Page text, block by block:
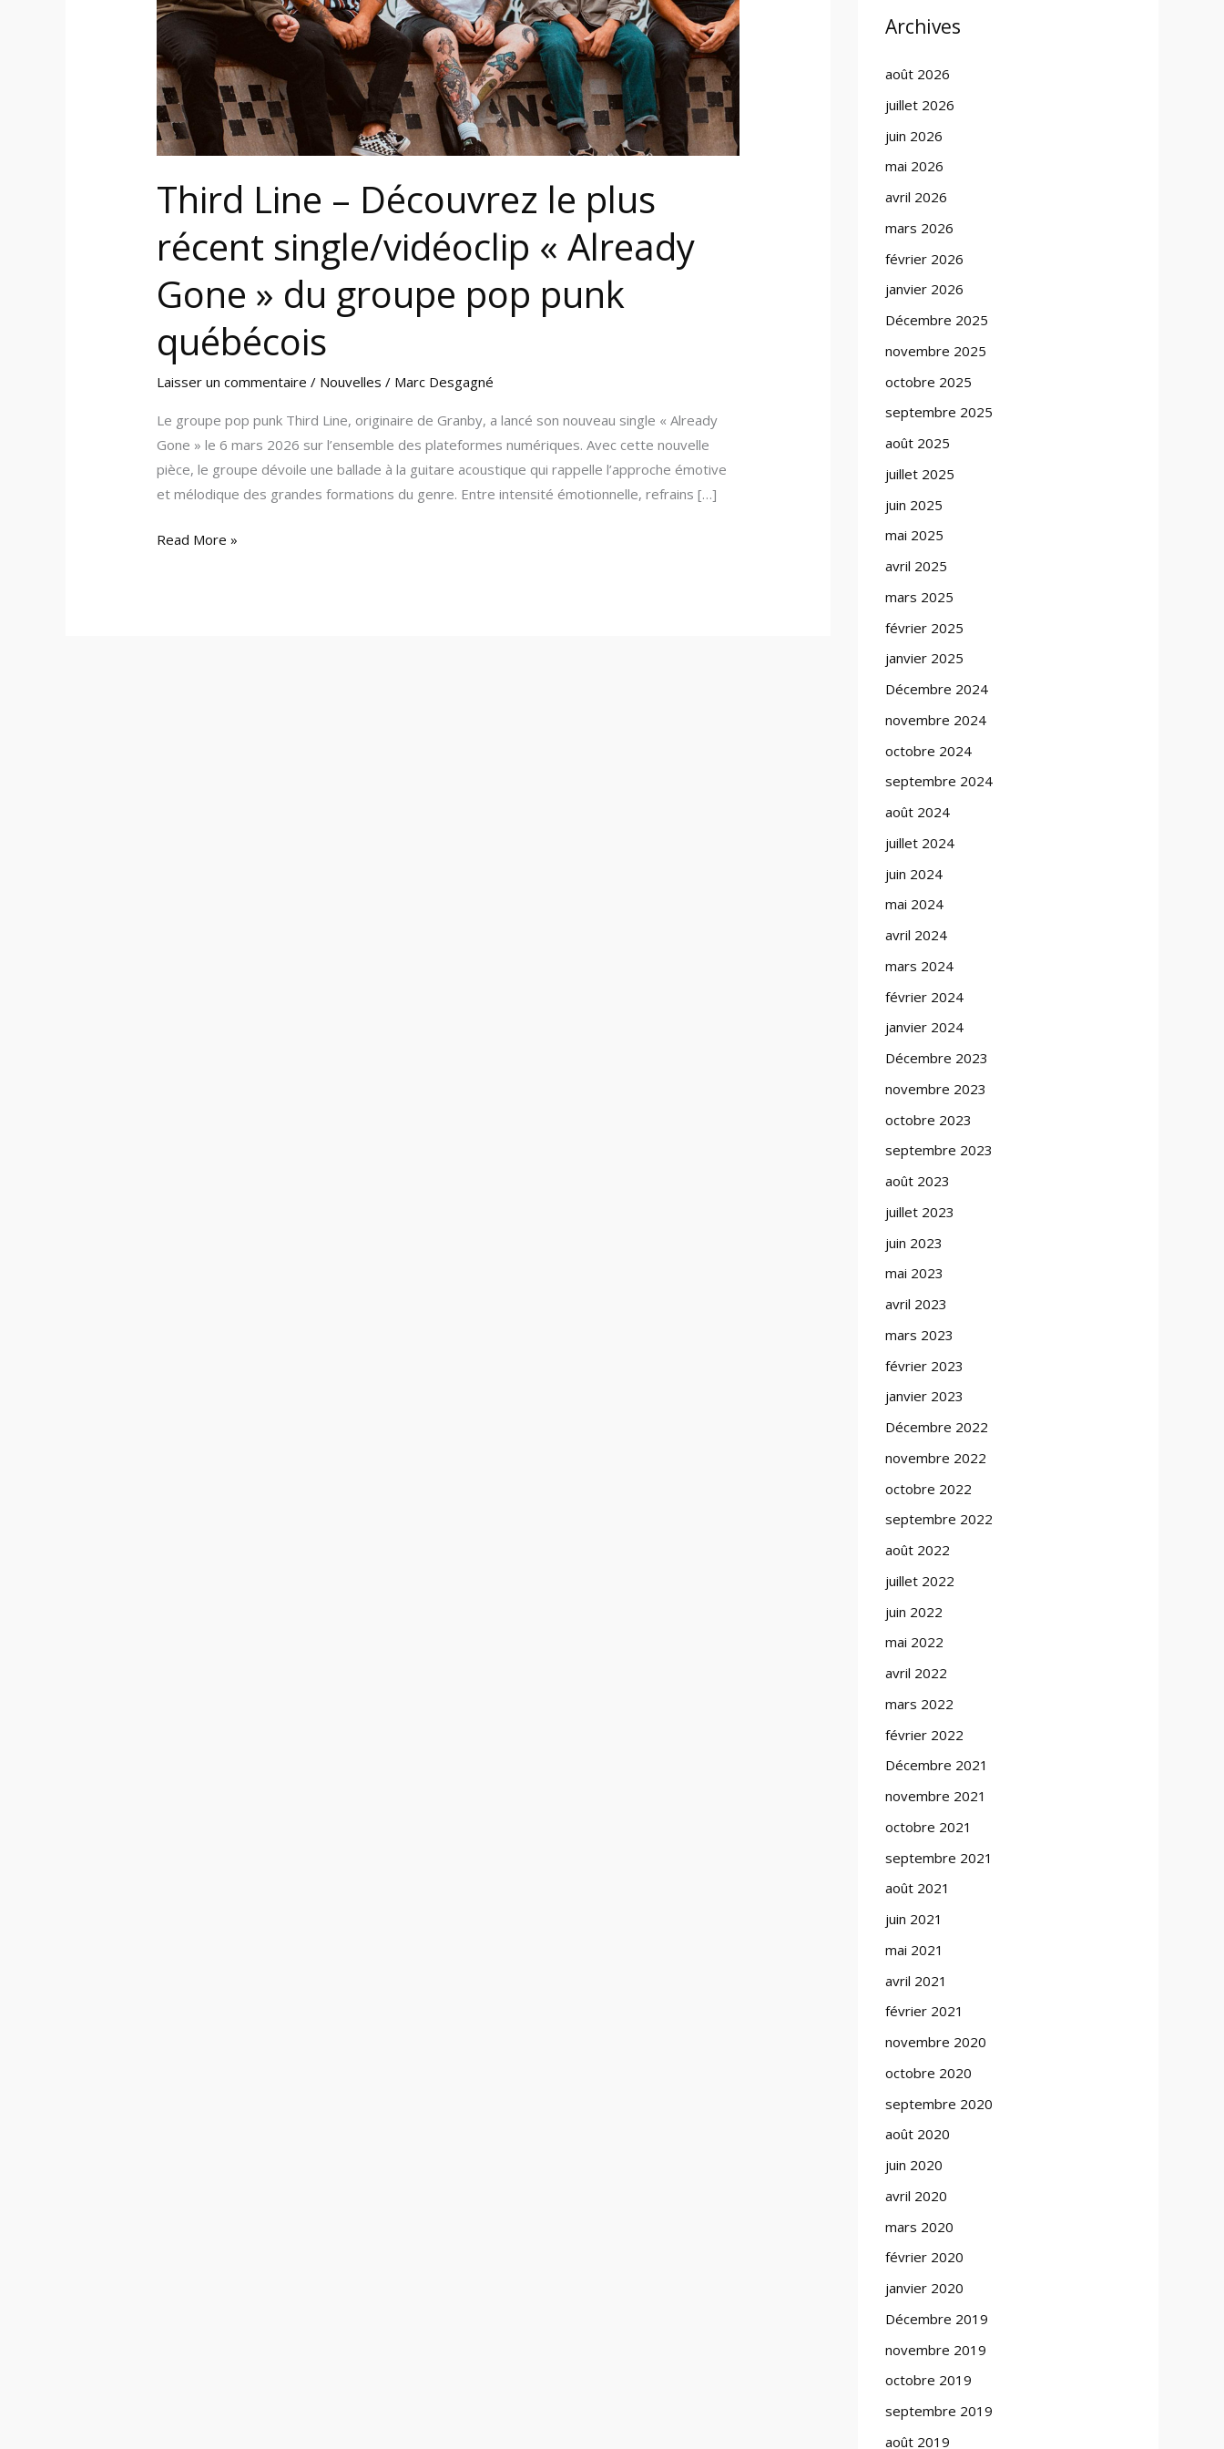
Third Line – Découvrez le plus
récent single/vidéoclip « Already
Gone » du groupe pop punk
québécois
Laisser un commentaire / Nouvelles / Marc Desgagné
Le groupe pop punk Third Line, originaire de Granby, a lancé son nouveau single « Already
Gone » le 6 mars 2026 sur l’ensemble des plateformes numériques. Avec cette nouvelle
pièce, le groupe dévoile une ballade à la guitare acoustique qui rappelle l’approche émotive
et mélodique des grandes formations du genre. Entre intensité émotionnelle, refrains […]
« Already
Gone »
du
groupe
pop
punk
Read More »
Archives
août 2026
juillet 2026
juin 2026
mai 2026
avril 2026
mars 2026
février 2026
janvier 2026
Décembre 2025
novembre 2025
octobre 2025
septembre 2025
août 2025
juillet 2025
juin 2025
mai 2025
avril 2025
mars 2025
février 2025
janvier 2025
Décembre 2024
novembre 2024
octobre 2024
septembre 2024
août 2024
juillet 2024
juin 2024
mai 2024
avril 2024
mars 2024
février 2024
janvier 2024
Décembre 2023
novembre 2023
octobre 2023
septembre 2023
août 2023
juillet 2023
juin 2023
mai 2023
avril 2023
mars 2023
février 2023
janvier 2023
Décembre 2022
novembre 2022
octobre 2022
septembre 2022
août 2022
juillet 2022
juin 2022
mai 2022
avril 2022
mars 2022
février 2022
Décembre 2021
novembre 2021
octobre 2021
septembre 2021
août 2021
juin 2021
mai 2021
avril 2021
février 2021
novembre 2020
octobre 2020
septembre 2020
août 2020
juin 2020
avril 2020
mars 2020
février 2020
janvier 2020
Décembre 2019
novembre 2019
octobre 2019
septembre 2019
août 2019